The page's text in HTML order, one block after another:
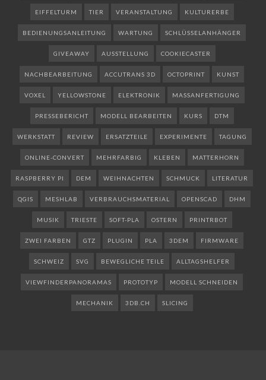
EIFFELTURM TIER VERANSTALTUNG KULTURERBE
BEDIENUNGSANLEITUNG WARTUNG SCHLÜSSELANHÄNGER
GIVEAWAY AUSSTELLUNG COOKIECASTER
NACHBEARBEITUNG ACCUTRANS 3D OCTOPRINT KUNST
VOXEL YELLOWSTONE ELEKTRONIK MASSANFERTIGUNG
PRESSEBERICHT MODELL BEARBEITEN KURS DTM
WERKSTATT REVIEW ERSATZTEILE EXPERIMENTE TAGUNG
ONLINE-CONVERT MEHRFARBIG KLEBEN MATTERHORN
RASPBERRY PI DEM WEIHNACHTEN SCHMUCK LITERATUR
QGIS MESHLAB VERBRAUCHSMATERIAL OPENSCAD DHM
MUSIK TRIESTE SOFT-PLA OSTERN PRINTRBOT
ZWEI FARBEN GTZ PLUGIN PLA 3DEM FIRMWARE
SCHWEIZ SVG BEWEGLICHE TEILE ALLTAGSHELFER
VIEWFINDERPANORAMAS PROTOTYP MODELL SCHNEIDEN
MECHANIK 3DB.CH SLICING